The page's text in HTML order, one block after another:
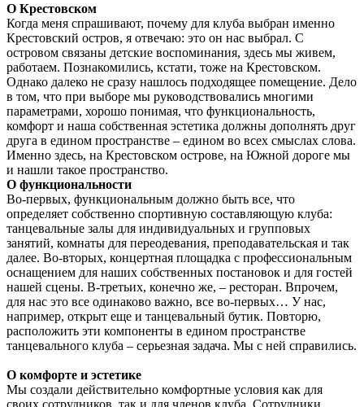
О Крестовском
Когда меня спрашивают, почему для клуба выбран именно
Крестовский остров, я отвечаю: это он нас выбрал. С
островом связаны детские воспоминания, здесь мы живем,
работаем. Познакомились, кстати, тоже на Крестовском.
Однако далеко не сразу нашлось подходящее помещение. Дело
в том, что при выборе мы руководствовались многими
параметрами, хорошо понимая, что функциональность,
комфорт и наша собственная эстетика должны дополнять друг
друга в едином пространстве – едином во всех смыслах слова.
Именно здесь, на Крестовском острове, на Южной дороге мы
и нашли такое пространство.
О функциональности
Во-первых, функциональным должно быть все, что
определяет собственно спортивную составляющую клуба:
танцевальные залы для индивидуальных и групповых
занятий, комнаты для переодевания, преподавательская и так
далее. Во-вторых, концертная площадка с профессиональным
оснащением для наших собственных постановок и для гостей
нашей сцены. В-третьих, конечно же, – ресторан. Впрочем,
для нас это все одинаково важно, все во-первых… У нас,
например, открыт еще и танцевальный бутик. Повторю,
расположить эти компоненты в едином пространстве
танцевального клуба – серьезная задача. Мы с ней справились.
О комфорте и эстетике
Мы создали действительно комфортные условия как для
своих сотрудников, так и для членов клуба. Сотрудники